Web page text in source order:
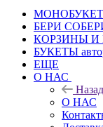
БЕРИ
КОРЗИНЫ
БУКЕТЫ
ЕЩЕ
О НАС
Назад
О НАС